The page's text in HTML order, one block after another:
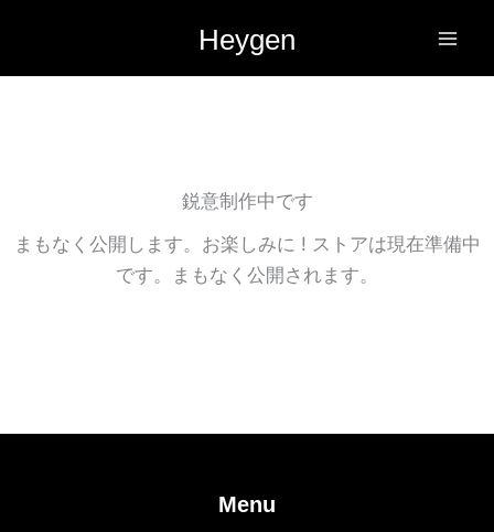
を
Heygen
鋭意制作中です
まもなく公開します。お楽しみに ! ストアは現在準備中
です。まもなく公開されます。
Menu